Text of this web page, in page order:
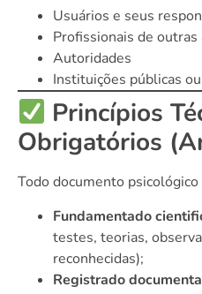
Usuários e seus
Profissionais de outras
Autoridades
Instituições públicas
Princípios
Obrigatórios
Todo documento psicológico
Fundamentado
testes, teorias,
reconhecidas);
Registrado